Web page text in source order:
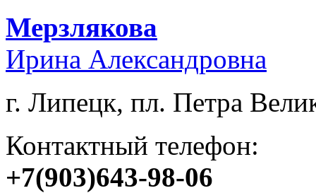
Мерзлякова
Ирина Александровна
г. Липецк, пл. Петра
Контактный телефон:
+7(903)643-98-06